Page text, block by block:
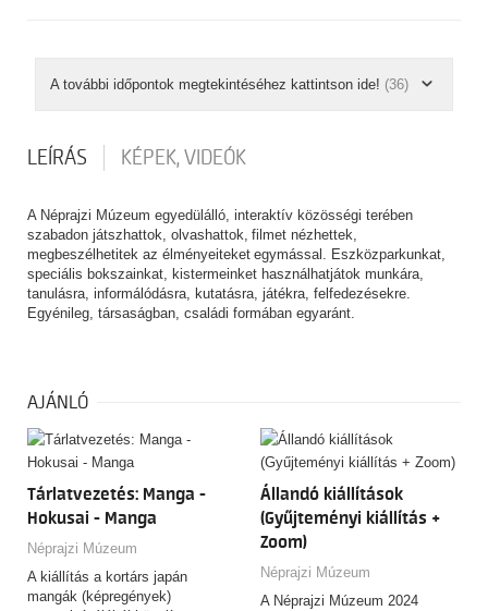
A további időpontok megtekintéséhez kattintson ide! (36)
LEÍRÁS KÉPEK, VIDEÓK
A Néprajzi Múzeum egyedülálló, interaktív közösségi terében
szabadon játszhattok, olvashattok, filmet nézhettek,
megbeszélhetitek az élményeiteket egymással. Eszközparkunkat,
speciális bokszainkat, kistermeinket használhatjátok munkára,
tanulásra, informálódásra, kutatásra, játékra, felfedezésekre.
Egyénileg, társaságban, családi formában egyaránt.
AJÁNLÓ
Tárlatvezetés: Manga -
Hokusai - Manga
Néprajzi Múzeum
A kiállítás a kortárs japán
mangák (képregények)
Állandó kiállítások
(Gyűjteményi kiállítás +
Zoom)
Néprajzi Múzeum
A Néprajzi Múzeum 2024